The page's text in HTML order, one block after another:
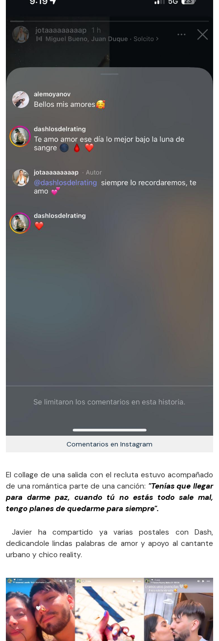
Comentarios en Instagram
El collage de una salida con el recluta estuvo acompañado
de una romántica parte de una canción: "Tenías que llegar
para darme paz, cuando tú no estás todo sale mal,
tengo planes de quedarme para siempre".
Javier ha compartido ya varias postales con Dash,
dedicandole lindas palabras de amor y apoyo al cantante
urbano y chico reality.